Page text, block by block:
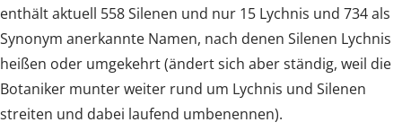
enthält aktuell 558 Silenen und nur 15 Lychnis und 734 als
Synonym anerkannte Namen, nach denen Silenen Lychnis
heißen oder umgekehrt (ändert sich aber ständig, weil die
Botaniker munter weiter rund um Lychnis und Silenen
streiten und dabei laufend umbenennen).